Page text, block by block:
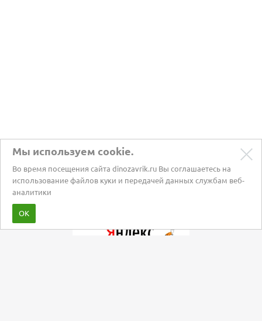
Мы используем cookie.
Во время посещения сайта dinozavrik.ru Вы соглашаетесь на
использование файлов куки и передачей данных службам веб-
аналитики
ОК